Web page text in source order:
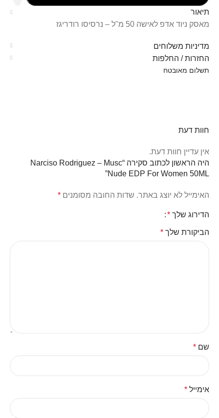
תיאור
מאסק ניוד אדפ לאישה 50 מ"ל – נרסיסו רודריגז
מדיניות משלוחים
החזרות / החלפות
תשלום מאובטח
חוות דעת
אין עדיין חוות דעת.
היה הראשון לכתוב סקירה “Narciso Rodriguez – Musc
Nude EDP For Women 50ML”
האימייל לא יוצג באתר. שדות החובה מסומנים *
הדירוג שלך *
הביקורת שלך *
שם *
אימייל *